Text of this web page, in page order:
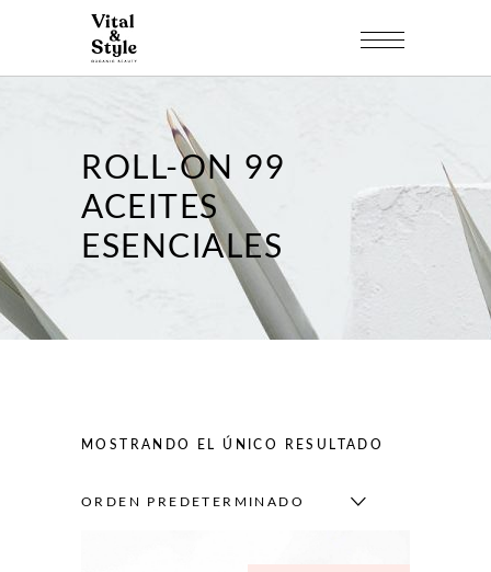
ROLL-ON 99
ACEITES
ESENCIALES
MOSTRANDO EL ÚNICO RESULTADO
ORDEN PREDETERMINADO